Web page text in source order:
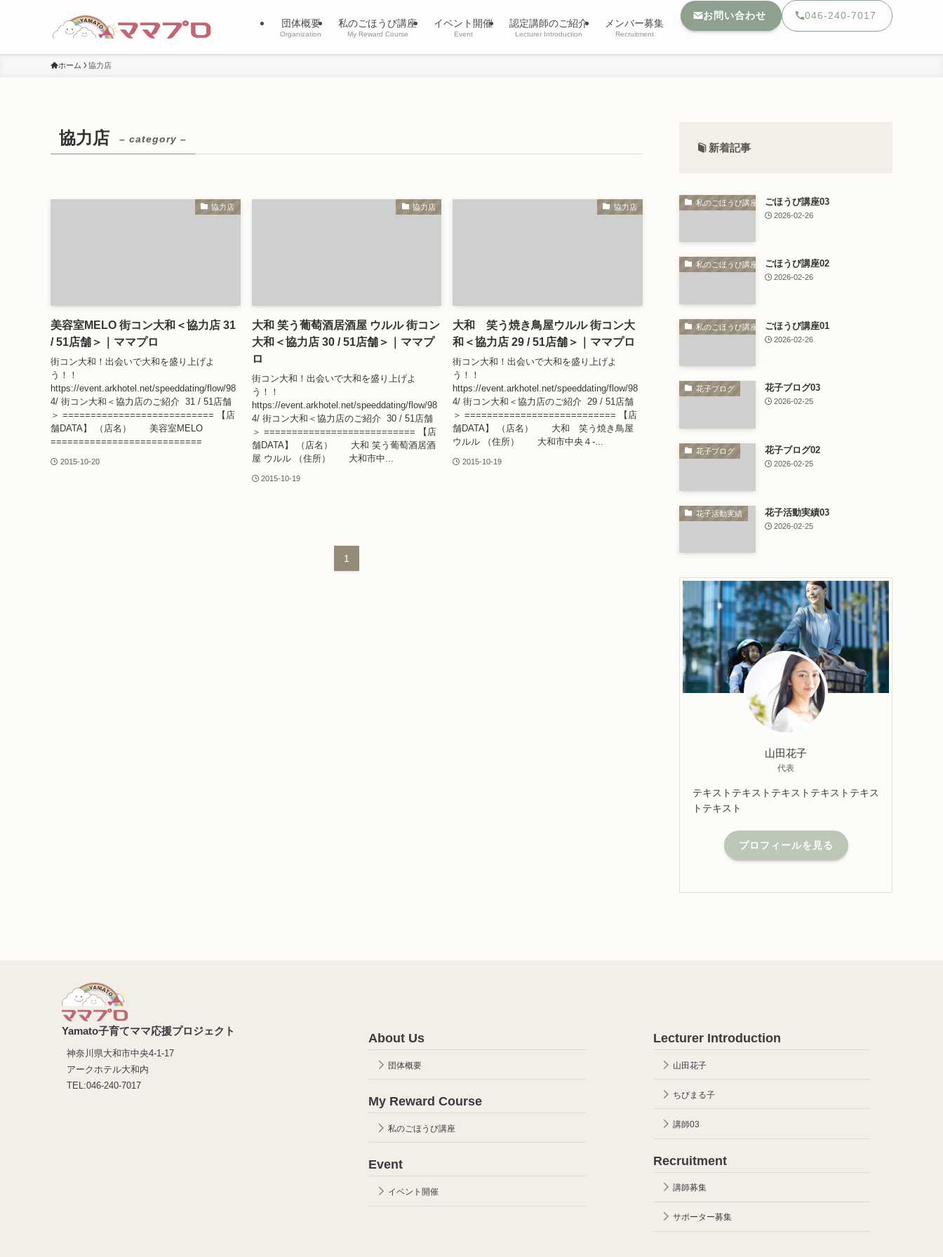
団体概要
Organization
私のごほうび講座
My Reward Course
イベント開催
Event
認定講師のご紹介
Lecturer Introduction
メンバー募集
Recruitment
お問い合わせ 046-240-7017
ホーム 協力店
協力店 – category –
協力店
美容室MELO 街コン大和＜協力店 31
/ 51店舗＞｜ママプロ
街コン大和！出会いで大和を盛り上げよ
う！！
https://event.arkhotel.net/speeddating/flow/98
4/ 街コン大和＜協力店のご紹介 31 / 51店舗
＞ =========================== 【店
舗DATA】 （店名） 美容室MELO
===========================
2015-10-20
協力店
大和 笑う葡萄酒居酒屋 ウルル 街コン
大和＜協力店 30 / 51店舗＞｜ママプ
ロ
街コン大和！出会いで大和を盛り上げよ
う！！
https://event.arkhotel.net/speeddating/flow/98
4/ 街コン大和＜協力店のご紹介 30 / 51店舗
＞ =========================== 【店
舗DATA】 （店名） 大和 笑う葡萄酒居酒
屋 ウルル （住所） 大和市中...
2015-10-19
協力店
大和 笑う焼き鳥屋ウルル 街コン大
和＜協力店 29 / 51店舗＞｜ママプロ
街コン大和！出会いで大和を盛り上げよ
う！！
https://event.arkhotel.net/speeddating/flow/98
4/ 街コン大和＜協力店のご紹介 29 / 51店舗
＞ =========================== 【店
舗DATA】 （店名） 大和 笑う焼き鳥屋
ウルル （住所） 大和市中央４-...
2015-10-19
1
新着記事
私のごほうび講座 ごほうび講座03
2026-02-26
私のごほうび講座 ごほうび講座02
2026-02-26
私のごほうび講座 ごほうび講座01
2026-02-26
花子ブログ 花子ブログ03
2026-02-25
花子ブログ 花子ブログ02
2026-02-25
花子活動実績 花子活動実績03
2026-02-25
山田花子
代表
テキストテキストテキストテキストテキス
トテキスト
プロフィールを見る
Yamato子育てママ応援プロジェクト
神奈川県大和市中央4-1-17
アークホテル大和内
TEL:046-240-7017
About Us
団体概要
My Reward Course
私のごほうび講座
Event
イベント開催
Lecturer Introduction
山田花子
ちびまる子
講師03
Recruitment
講師募集
サポーター募集